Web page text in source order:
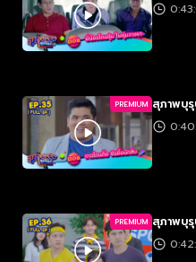
PREMIUM สุภาพบุ
PREMIUM สุภาพบุ